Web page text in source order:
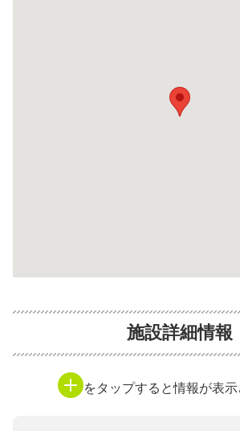
施設詳細情報
をタップすると情報が表示